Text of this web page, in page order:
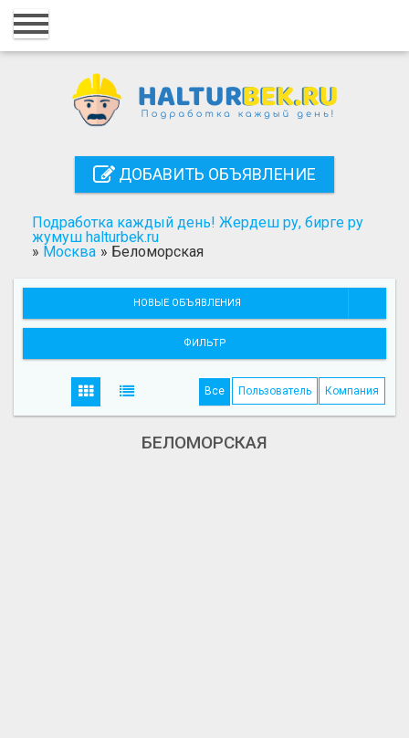
Главная
Регистрация
Поиск
ДОБАВИТЬ ОБЪЯВЛЕНИЕ
Подработка каждый день! Жердеш ру, бирге ру
жумуш halturbek.ru
» Москва » Беломорская
НОВЫЕ ОБЪЯВЛЕНИЯ
ФИЛЬТР
Все Пользователь Компания
БЕЛОМОРСКАЯ